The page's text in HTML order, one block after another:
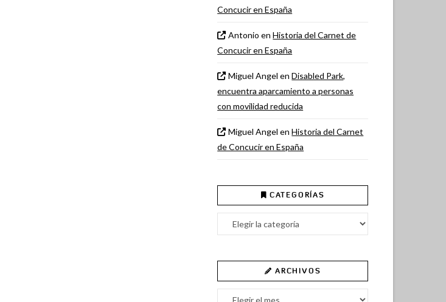
Concucir en España
Antonio enHistoria del Carnet de
Concucir en España
Miguel Angel enDisabled Park,
encuentra aparcamiento a personas
con movilidad reducida
Miguel Angel enHistoria del Carnet
de Concucir en España
CATEGORÍAS
Categorías
ARCHIVOS
Archivos